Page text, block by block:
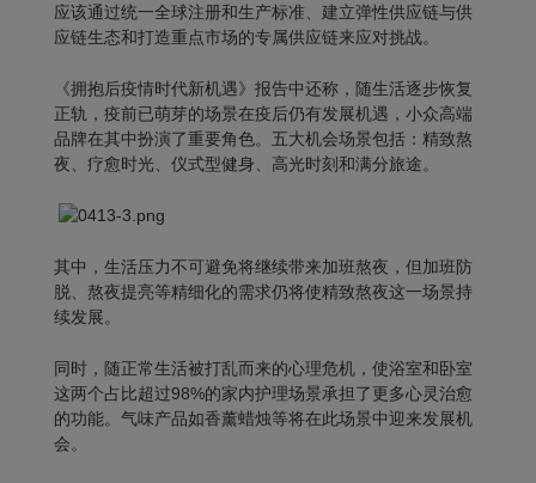
应该通过统一全球注册和生产标准、建立弹性供应链与供
应链生态和打造重点市场的专属供应链来应对挑战。
《拥抱后疫情时代新机遇》报告中还称，随生活逐步恢复
正轨，疫前已萌芽的场景在疫后仍有发展机遇，小众高端
品牌在其中扮演了重要角色。五大机会场景包括：精致熬
夜、疗愈时光、仪式型健身、高光时刻和满分旅途。
其中，生活压力不可避免将继续带来加班熬夜，但加班防
脱、熬夜提亮等精细化的需求仍将使精致熬夜这一场景持
续发展。
同时，随正常生活被打乱而来的心理危机，使浴室和卧室
这两个占比超过98%的家内护理场景承担了更多心灵治愈
的功能。气味产品如香薰蜡烛等将在此场景中迎来发展机
会。